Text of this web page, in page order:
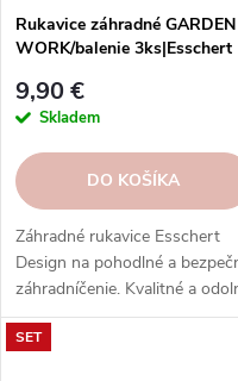
Rukavice záhradné GARDEN
WORK/balenie 3ks|Esschert
9,90 €
Skladem
DO KOŠÍKA
Záhradné rukavice Esschert
Design na pohodlné a
záhradníčenie. Kvalitné a
materiály, rôzne veľkosti,
vzory.
SET